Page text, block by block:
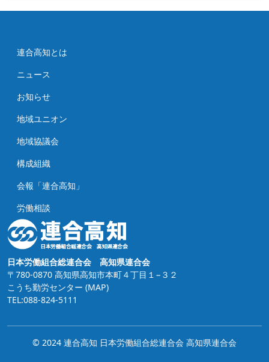
連合高知とは
ニュース
お知らせ
地域ユニオン
地域協議会
構成組織
会報「連合高知」
労働相談
日本労働組合総連合会 高知県連合会
〒780-0870 高知県高知市本町４丁目１−３２
こうち勤労センター (MAP)
TEL:088-824-5111
© 2024 連合高知 日本労働組合総連合会 高知県連合会